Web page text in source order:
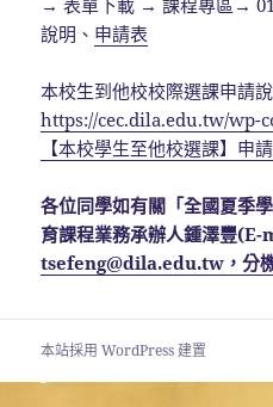
→ 表單下載 → 課程專區→
說明、 申請表
本校生到他校校際選課申請說
https://cec.dila.edu.tw/wp-
【本校學生至他校選課】申
各位同學如有關「全國夏季
育課程業務承辦人鍾澤豐(E-
tsefeng@dila.edu.tw ，分
本站採用 WordPress 建置